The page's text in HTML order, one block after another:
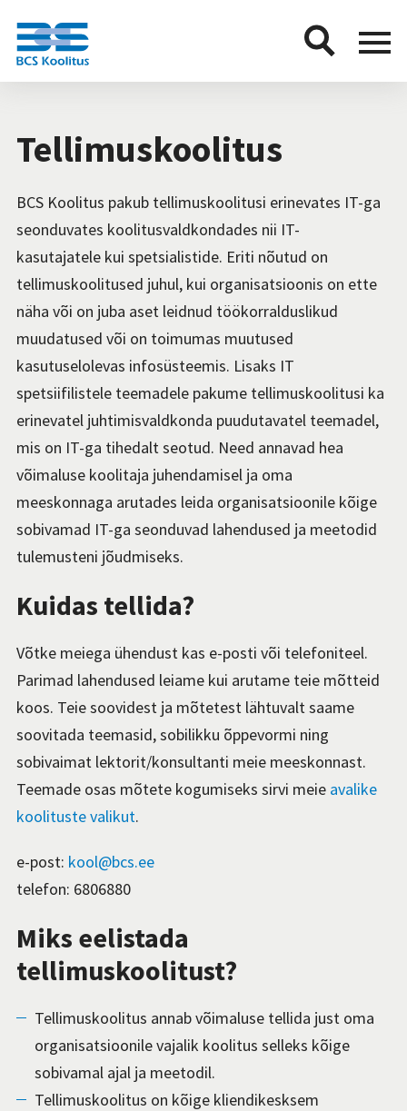
BCS
Menu
Tellimuskoolitus
BCS Koolitus pakub tellimuskoolitusi erinevates IT-ga
seonduvates koolitusvaldkondades nii IT-
kasutajatele kui spetsialistide. Eriti nõutud on
tellimuskoolitused juhul, kui organisatsioonis on ette
näha või on juba aset leidnud töökorralduslikud
muudatused või on toimumas muutused
kasutuselolevas infosüsteemis. Lisaks IT
spetsiifilistele teemadele pakume tellimuskoolitusi ka
erinevatel juhtimisvaldkonda puudutavatel teemadel,
mis on IT-ga tihedalt seotud. Need annavad hea
võimaluse koolitaja juhendamisel ja oma
meeskonnaga arutades leida organisatsioonile kõige
sobivamad IT-ga seonduvad lahendused ja meetodid
tulemusteni jõudmiseks.
Kuidas tellida?
Võtke meiega ühendust kas e-posti või telefoniteel.
Parimad lahendused leiame kui arutame teie mõtteid
koos. Teie soovidest ja mõtetest lähtuvalt saame
soovitada teemasid, sobilikku õppevormi ning
sobivaimat lektorit/konsultanti meie meeskonnast.
Teemade osas mõtete kogumiseks sirvi meie avalike
koolituste valikut.
e-post: kool@bcs.ee
telefon: 6806880
Miks eelistada
tellimuskoolitust?
Tellimuskoolitus annab võimaluse tellida just oma
organisatsioonile vajalik koolitus selleks kõige
sobivamal ajal ja meetodil.
Tellimuskoolitus on kõige kliendikesksem